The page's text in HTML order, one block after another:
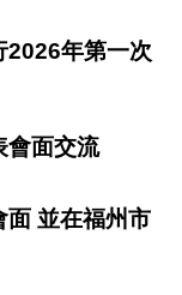
2026年第一次
會面交流
面 並在福州市